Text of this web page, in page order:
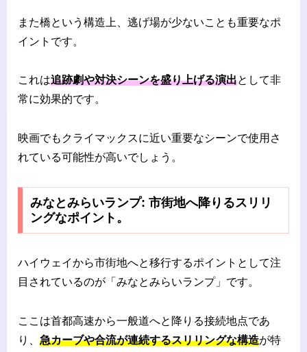
また橋という構造上、逃げ場が少ないことも重要なポ
イントです。
これは追跡劇や対決シーンを盛り上げる演出として非
常に効果的です。
映画でもクライマックスに近い重要なシーンで使用さ
れている可能性が高いでしょう。
みなとみらいランプ: 市街地へ降りるスリリ
ングなポイント。
ハイウェイから市街地へと移行するポイントとして注
目されているのが「みなとみらいランプ」です。
ここは首都高速から一般道へと降りる接続地点であ
り、 急カーブや合流が連続するスリリングな構造が特